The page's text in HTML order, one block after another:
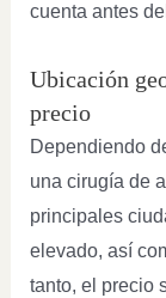
cuenta antes
Ubicación
precio
Dependiendo
una cirugía de
principales
elevado, así
tanto, el precio